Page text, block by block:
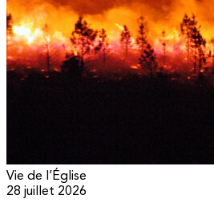
Vie de l’Église
28 juillet 2026